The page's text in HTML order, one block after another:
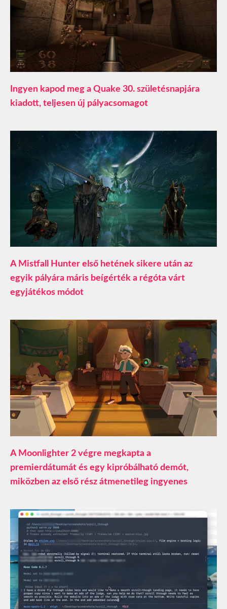
Ingyen kapod meg a Quake 30. születésnapjára
kiadott, teljesen új pályacsomagot
A Mistfall Hunter első hetének sikere után az
egyik pályára máris beígérték a régóta várt
egyjátékos módot
A Moonlighter 2 végre megkapta a
premierdátumát és egy kipróbálható demót,
miközben az első rész átmenetileg ingyenes